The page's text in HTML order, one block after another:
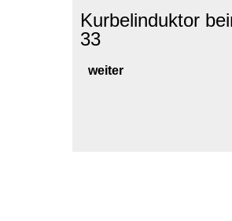
Kurbelinduktor
33
weiter